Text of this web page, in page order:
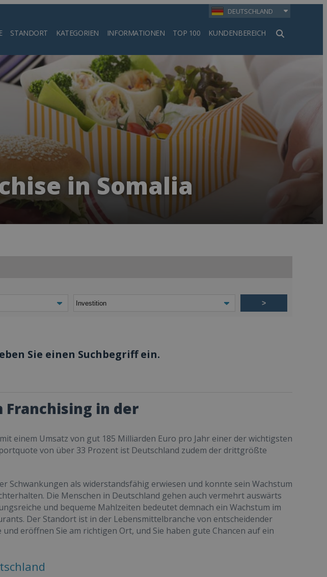
DEUTSCHLAND
STANDORT KATEGORIEN INFORMATIONEN TOP 100 KUNDENBEREICH
Suchen
in Somalia
>
Sie einen Suchbegriff ein.
Franchising in der
einem Umsatz von gut 185 Milliarden Euro pro Jahr einer der wichtigsten
von über 33 Prozent ist Deutschland zudem der drittgrößte
Schwankungen als widerstandsfähig erwiesen und konnte sein Wachstum
Die Menschen in Deutschland gehen auch vermehrt auswärts
und bequeme Mahlzeiten bedeutet demnach ein Wachstum im
Der Standort ist in der Lebensmittelbranche von entscheidender
eröffnen Sie am richtigen Ort, und Sie haben gute Chancen auf ein